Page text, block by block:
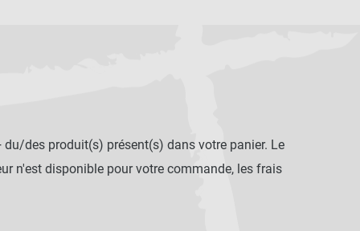
des produit(s) présent(s) dans votre panier. Le
n'est disponible pour votre commande, les frais